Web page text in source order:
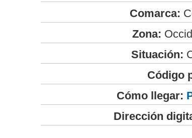
Comarca:
Zona:
Situación:
Código
Cómo llegar:
Dirección